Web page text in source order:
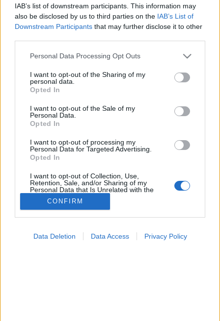
IAB’s list of downstream participants. This information may
also be disclosed by us to third parties on the IAB’s List of
Downstream Participants that may further disclose it to other
Please note that this website/app uses one or more Google
not limited to your visit or usage behaviour. You may click to
grant or deny consent to Google and its third-party tags to
use your data for below specified purposes in below Google
consent section.
Personal Data Processing Opt Outs
I want to opt-out of the Sharing of my
personal data.
Opted In
I want to opt-out of the Sale of my
Personal Data.
Opted In
I want to opt-out of processing my
Personal Data for Targeted Advertising.
Opted In
I want to opt-out of Collection, Use,
Retention, Sale, and/or Sharing of my
Personal Data that Is Unrelated with the
Purposes for which it was collected.
Opted Out
CONFIRM
Data Deletion Data Access Privacy Policy
Ízületi betegségek
Ízületi betegségek